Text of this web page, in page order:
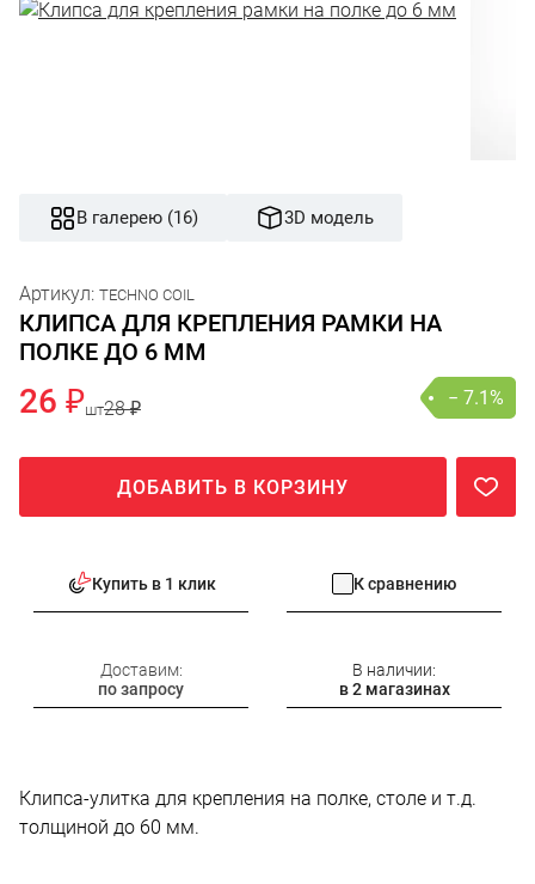
В галерею (16) 3D модель
Артикул: TECHNO COIL
КЛИПСА ДЛЯ КРЕПЛЕНИЯ РАМКИ НА
ПОЛКЕ ДО 6 ММ
26 ₽шт28 ₽ − 7.1%
ДОБАВИТЬ В КОРЗИНУ
Купить в 1 клик К сравнению
Доставим:
по запросу
В наличии:
в 2 магазинах
Клипса-улитка для крепления на полке, столе и т.д.
толщиной до 60 мм.